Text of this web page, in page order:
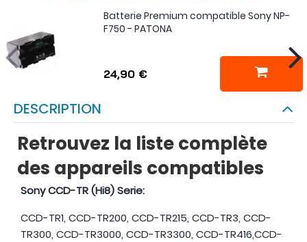
Batterie Premium compatible Sony NP-
F750 - PATONA
24,90 €
DESCRIPTION
Retrouvez la liste complète
des appareils compatibles
Sony CCD-TR (Hi8) Serie:
CCD-TR1, CCD-TR200, CCD-TR215, CCD-TR3, CCD-
TR300, CCD-TR3000, CCD-TR3300, CCD-TR416,CCD-